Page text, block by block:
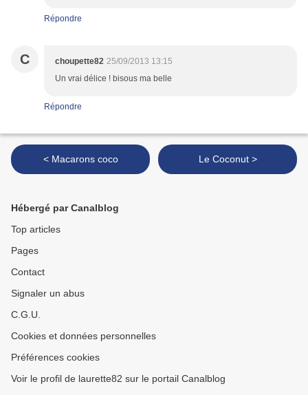
Répondre
C choupette82 25/09/2013 13:15
Un vrai délice ! bisous ma belle
Répondre
< Macarons coco Le Coconut >
Hébergé par Canalblog
Top articles
Pages
Contact
Signaler un abus
C.G.U.
Cookies et données personnelles
Préférences cookies
Voir le profil de laurette82 sur le portail Canalblog